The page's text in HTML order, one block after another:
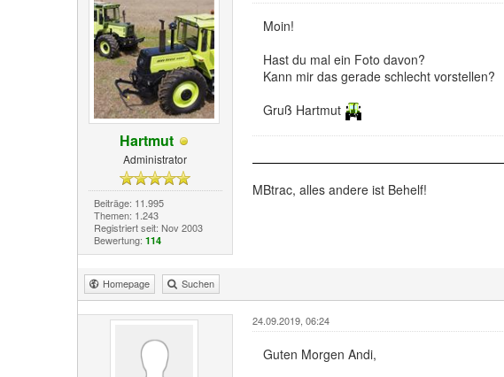
Hartmut
Administrator
Beiträge: 11.995
Themen: 1.243
Registriert seit: Nov 2003
Bewertung: 114
Moin!
Hast du mal ein Foto davon?
Kann mir das gerade schlecht vorstellen?
Gruß Hartmut
MBtrac, alles andere ist Behelf!
Homepage Suchen
24.09.2019, 06:24
Guten Morgen Andi,